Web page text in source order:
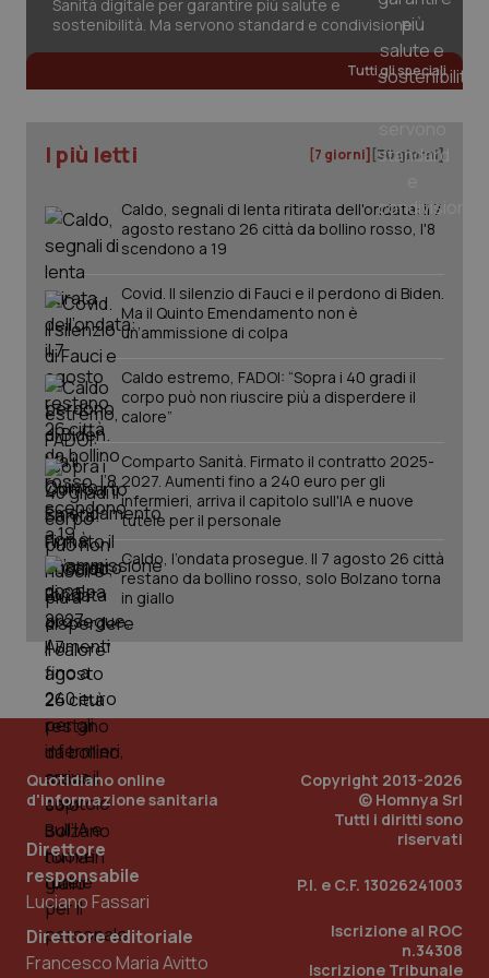
Sanità digitale per garantire più salute e
sostenibilità. Ma servono standard e condivisione
Tutti gli speciali
I più letti [7 giorni] [30 giorni]
Caldo, segnali di lenta ritirata dell'ondata: il 7
agosto restano 26 città da bollino rosso, l'8
scendono a 19
Covid. Il silenzio di Fauci e il perdono di Biden.
Ma il Quinto Emendamento non è
un’ammissione di colpa
Caldo estremo, FADOI: “Sopra i 40 gradi il
corpo può non riuscire più a disperdere il
calore”
Comparto Sanità. Firmato il contratto 2025-
2027. Aumenti fino a 240 euro per gli
infermieri, arriva il capitolo sull'IA e nuove
tutele per il personale
Caldo, l’ondata prosegue. Il 7 agosto 26 città
restano da bollino rosso, solo Bolzano torna
in giallo
Quotidiano online
d'informazione sanitaria
Direttore
responsabile
Luciano Fassari
Direttore editoriale
Francesco Maria Avitto
Copyright 2013-2026
© Homnya Srl
Tutti i diritti sono
riservati
P.I. e C.F. 13026241003
Iscrizione al ROC
n.34308
Iscrizione Tribunale
CookieScript
www.quotidianosanita.it
5
tracking-sites-ironfish-
tracking-enable
tracking-sites-ironfish-
session-id
www.quotidianosanita.it
_ga
Google LLC